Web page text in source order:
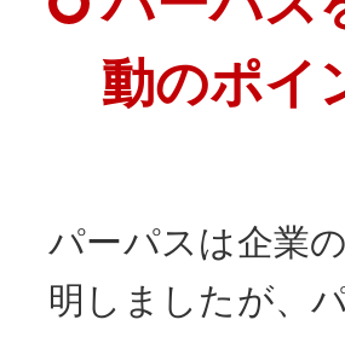
動のポイ
パーパスは企業
明しましたが、